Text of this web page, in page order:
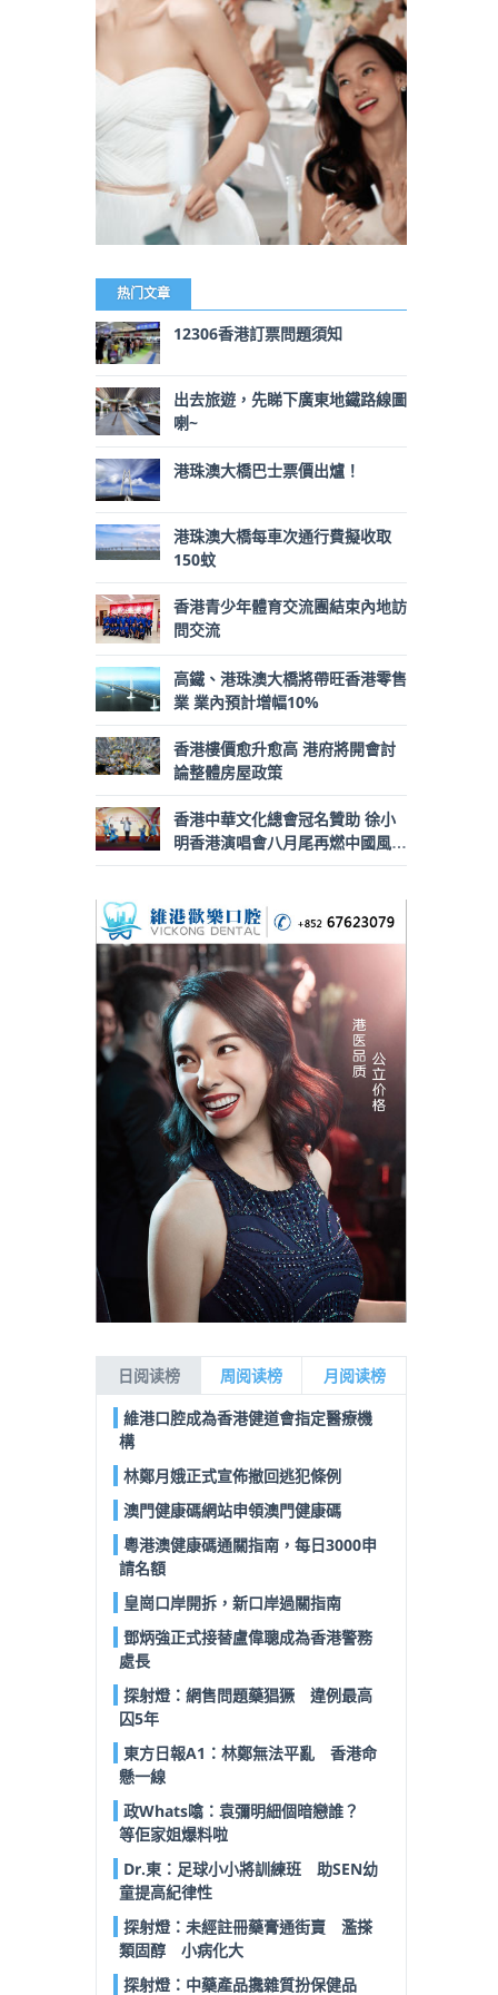
热门文章
12306香港訂票問題須知
出去旅遊，先睇下廣東地鐵路線圖
喇~
港珠澳大橋巴士票價出爐！
港珠澳大橋每車次通行費擬收取
150蚊
香港青少年體育交流團結束內地訪
問交流
高鐵、港珠澳大橋將帶旺香港零售
業 業內預計增幅10%
香港樓價愈升愈高 港府將開會討
論整體房屋政策
香港中華文化總會冠名贊助 徐小
明香港演唱會八月尾再燃中國風激
情
日阅读榜 周阅读榜
月阅读榜
維港口腔成為香港健道會指定醫療機
構
林鄭月娥正式宣佈撤回逃犯條例
澳門健康碼網站申領澳門健康碼
粵港澳健康碼通關指南，每日3000申
請名額
皇崗口岸開拆，新口岸過關指南
鄧炳強正式接替盧偉聰成為香港警務
處長
探射燈：網售問題藥猖獗 違例最高
囚5年
東方日報A1：林鄭無法平亂 香港命
懸一線
政Whats噏：袁彌明細個暗戀誰？
等佢家姐爆料啦
Dr.東：足球小小將訓練班 助SEN幼
童提高紀律性
探射燈：未經註冊藥膏通街賣 濫搽
類固醇 小病化大
探射燈：中藥產品攙雜質扮保健品